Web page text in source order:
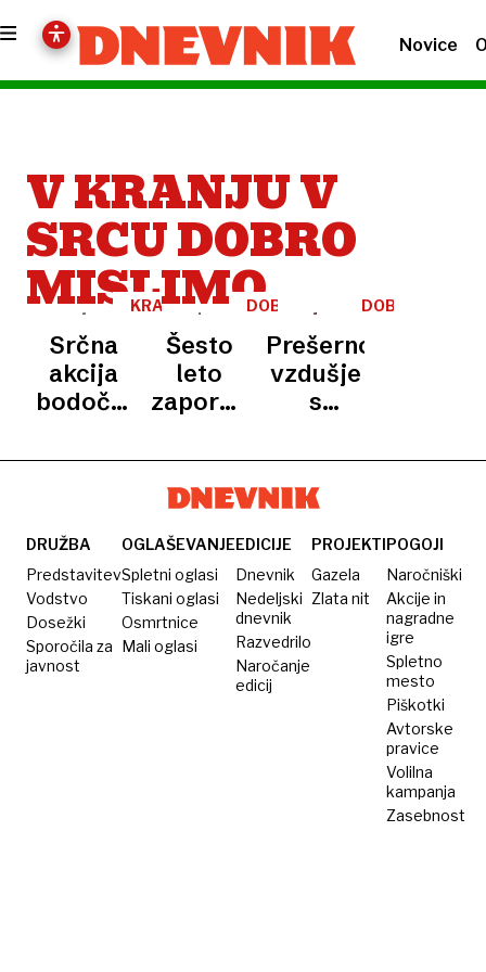
Novice
V KRANJU V
SRCU DOBRO
MISLIMO
KRANJ
Srčna
akcija
bodočih
občane
dober
namen
DOBRODELNA
Šesto
leto
zapored
sokrajane
v stiski
DOBRODELNA
Prešerno
vzdušje
s
za
občane
v stiski
DRUŽBA
Predstavitev
Vodstvo
Dosežki
Sporočila za
javnost
OGLAŠEVANJE
Spletni oglasi
Tiskani oglasi
Osmrtnice
Mali oglasi
EDICIJE
Dnevnik
Nedeljski
dnevnik
Razvedrilo
Naročanje
edicij
PROJEKTI
Gazela
Zlata nit
POGOJI
Naročniški
Akcije in
nagradne
igre
Spletno
mesto
Piškotki
Avtorske
pravice
Volilna
kampanja
Zasebnost